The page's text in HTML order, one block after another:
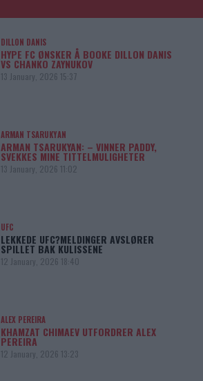
DILLON DANIS
HYPE FC ØNSKER Å BOOKE DILLON DANIS
VS CHANKO ZAYNUKOV
13 January, 2026 15:37
ARMAN TSARUKYAN
ARMAN TSARUKYAN: – VINNER PADDY,
SVEKKES MINE TITTELMULIGHETER
13 January, 2026 11:02
UFC
LEKKEDE UFC?MELDINGER AVSLØRER
SPILLET BAK KULISSENE
12 January, 2026 18:40
ALEX PEREIRA
KHAMZAT CHIMAEV UTFORDRER ALEX
PEREIRA
12 January, 2026 13:23